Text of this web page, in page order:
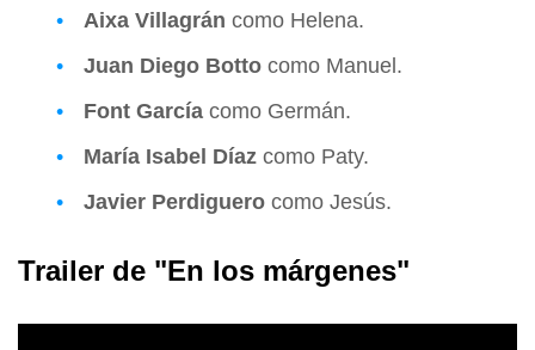
Aixa Villagrán como Helena.
Juan Diego Botto como Manuel.
Font García como Germán.
María Isabel Díaz como Paty.
Javier Perdiguero como Jesús.
Trailer de "En los márgenes"